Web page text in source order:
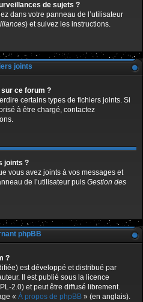
de sujets ?
dans votre panneau de l’utilisateur
) et suivez les instructions.
joints
ce forum ?
certains types de fichiers joints. Si
à être chargé, contactez
joints ?
vous avez joints à vos messages et
de l’utilisateur puis Gestion des
phpBB
?
est développé et distribué par
Il est publié sous la licence
2.0) et peut être diffusé librement.
« À propos de phpBB » (en anglais).